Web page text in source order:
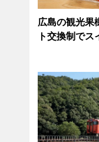
広島の観光
ト交換制でス